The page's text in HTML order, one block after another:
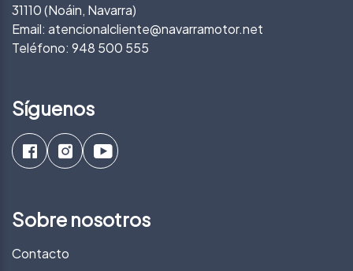
31110 (Noáin, Navarra)
Email: atencionalcliente@navarramotor.net
Teléfono: 948 500 555
Síguenos
Sobre nosotros
Contacto